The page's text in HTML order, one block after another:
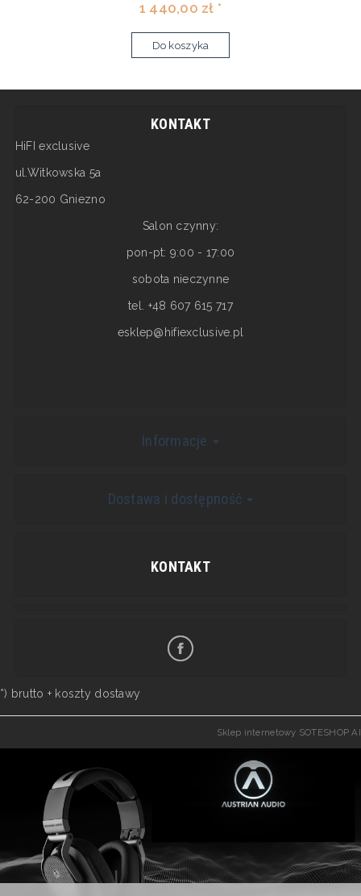
1 440,00 zł *
Do koszyka
KONTAKT
HiFI exclusive
ul.Witkowska 5a
62-200 Gniezno
Salon czynny:
pon-pt: 9:00 - 17:00
sobota nieczynne
tel. +48 607 615 717
esklep@hifiexclusive.pl
Informacje
Dostawa i dostępność
KONTAKT
*) brutto + koszty dostawy
Sklep internetowy SOTESHOP AI